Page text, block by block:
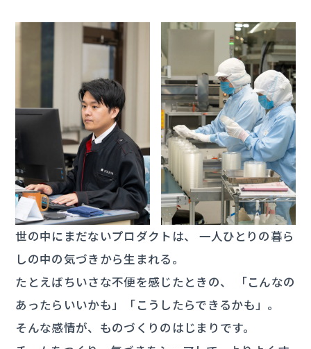
世の中にまだないプロダクトは、
一人ひとりの暮ら
しの中の気づきから生まれる。
たとえばちいさな不便を感じたときの、
「こんなの
あったらいいかも」「こうしたらできるかも」。
そんな感情が、ものづくりのはじまりです。